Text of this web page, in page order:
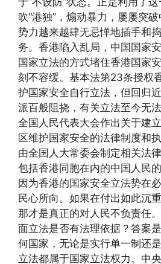
吹“港独”，煽动暴力，屡屡突
势力越来越肆无忌惮地插手和
务。香港陷入乱局，中国国家
国家立法的方式堵住香港国家
刻不容缓。基本法第23条授权
护国家安全自行立法，但回归
派百般阻挠，有关立法至今无
全国人民代表大会作出关于建
区维护国家安全的法律制度和
由全国人大常委会制定相关法
包括香港同胞在内的中国人民
因为香港的国家安全立法势在
民心所向。如果在付出如此沉
那才是真正的对人民不负责任
面立法是否有法理依据？答案
何国家，无论是实行单一制还
立法都属于国家立法权力。中